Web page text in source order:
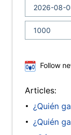
Follow
Articles:
¿Quién
¿Quién